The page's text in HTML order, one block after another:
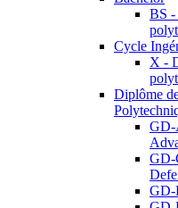
BS -
Cycle
X -
Diplôme
GD-
GD-
GD-